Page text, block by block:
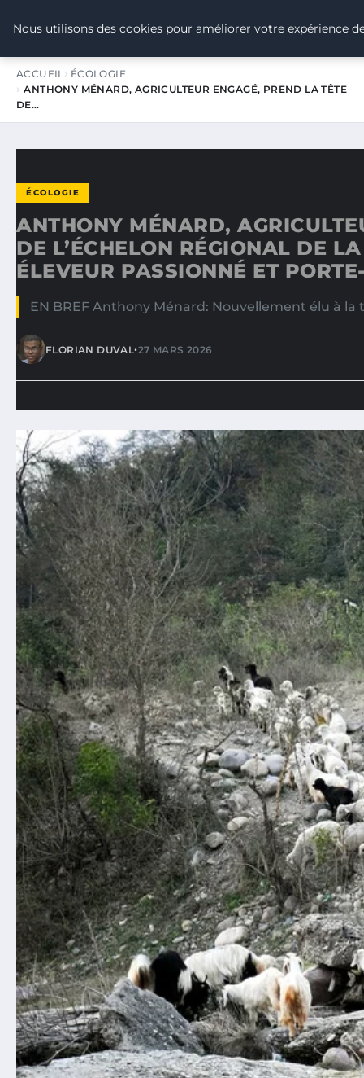
TOUR DE FRANCE POUR LE
ACCUEIL
ÉCOLOGIE
ANTHONY MÉNARD, AGRICULTEUR ENGAGÉ, PREND LA TÊTE
DE…
ÉCOLOGIE
ANTHONY MÉNARD,
DE L’ÉCHELON RÉGIONAL DE
ÉLEVEUR PASSIONNÉ ET
EN BREF Anthony Ménard: Nouvellement élu à
FLORIAN DUVAL•27 MARS 2026
Nous utilisons des cookies pour améliorer votre expérience